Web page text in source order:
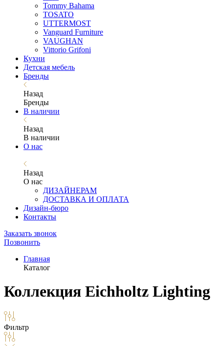
Tommy Bahama
TOSATO
UTTERMOST
Vanguard Furniture
VAUGHAN
Vittorio Grifoni
Кухни
Детская мебель
Бренды
Назад
Бренды
В наличии
Назад
В наличии
О нас
Назад
О нас
ДИЗАЙНЕРАМ
ДОСТАВКА И ОПЛАТА
Дизайн-бюро
Контакты
Заказать звонок
Позвонить
Главная
Каталог
Коллекция Eichholtz Lighting
Фильтр